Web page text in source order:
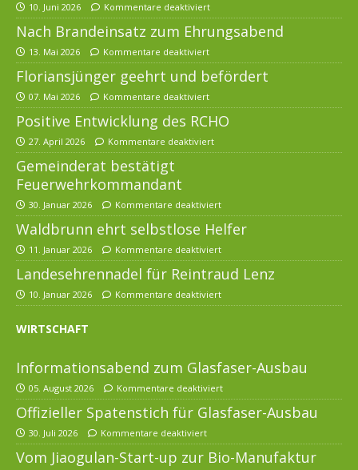
10. Juni 2026 Kommentare deaktiviert
Nach Brandeinsatz zum Ehrungsabend
13. Mai 2026 Kommentare deaktiviert
Floriansjünger geehrt und befördert
07. Mai 2026 Kommentare deaktiviert
Positive Entwicklung des RCHO
27. April 2026 Kommentare deaktiviert
Gemeinderat bestätigt
Feuerwehrkommandant
30. Januar 2026 Kommentare deaktiviert
Waldbrunn ehrt selbstlose Helfer
11. Januar 2026 Kommentare deaktiviert
Landesehrennadel für Reintraud Lenz
10. Januar 2026 Kommentare deaktiviert
WIRTSCHAFT
Informationsabend zum Glasfaser-Ausbau
05. August 2026 Kommentare deaktiviert
Offizieller Spatenstich für Glasfaser-Ausbau
30. Juli 2026 Kommentare deaktiviert
Vom Jiaogulan-Start-up zur Bio-Manufaktur